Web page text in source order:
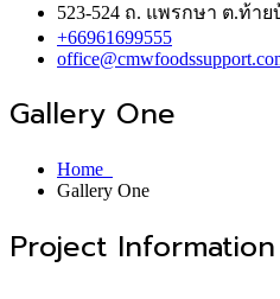
523-524 ถ. แพรกษา ต.ท้า
+66961699555
Gallery One
Home
Gallery One
Project Information